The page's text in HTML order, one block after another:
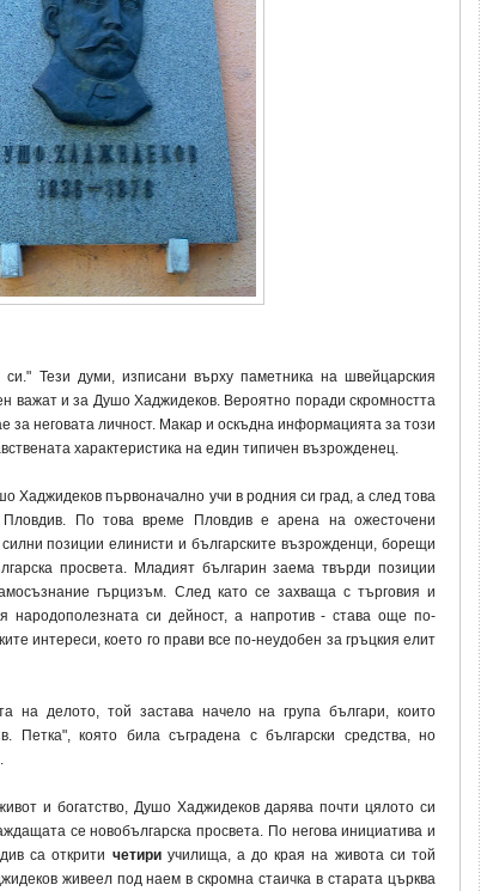
Тези думи, изписани върху паметника на швейцарския
важат и за Душо Хаджидеков. Вероятно поради скромността
за неговата личност. Макар и оскъдна информацията за този
характеристика на един типичен възрожденец.
Хаджидеков първоначално учи в родния си град, а след това
По това време Пловдив е арена на ожесточени
позиции елинисти и българските възрожденци, борещи
просвета. Младият българин заема твърди позиции
гърцизъм. След като се захваща с търговия и
народополезната си дейност, а напротив - става още по-
интереси, което го прави все по-неудобен за гръцкия елит
на делото, той застава начело на група българи, които
Петка", която била съградена с български средства, но
и богатство, Душо Хаджидеков дарява почти цялото си
се новобългарска просвета. По негова инициатива и
са открити четириучилища, а до края на живота си той
живеел под наем в скромна стаичка в старата църква